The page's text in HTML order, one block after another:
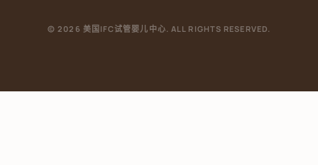
© 2026 美国IFC试管婴儿中心. ALL RIGHTS RESERVED.